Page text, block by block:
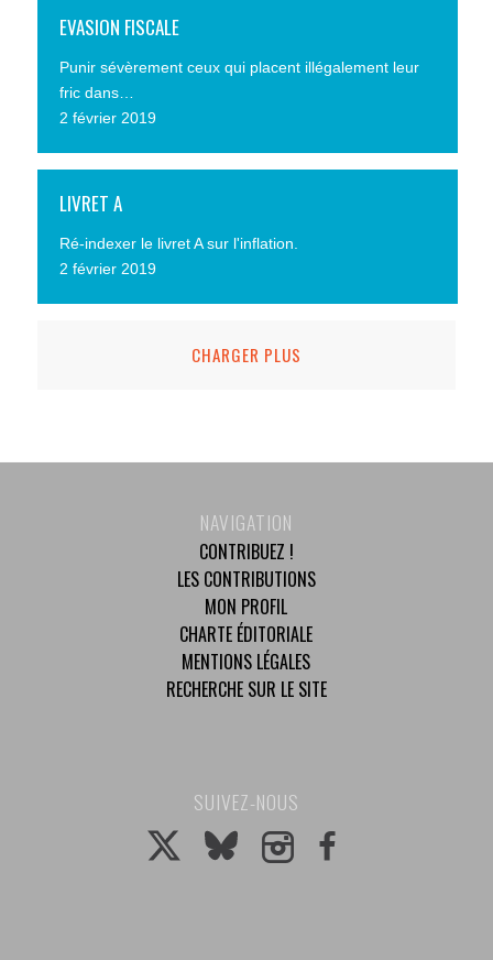
EVASION FISCALE
Punir sévèrement ceux qui placent illégalement leur
fric dans…
2 février 2019
LIVRET A
Ré-indexer le livret A sur l'inflation.
2 février 2019
CHARGER PLUS
NAVIGATION
CONTRIBUEZ !
LES CONTRIBUTIONS
MON PROFIL
CHARTE ÉDITORIALE
MENTIONS LÉGALES
RECHERCHE SUR LE SITE
SUIVEZ-NOUS